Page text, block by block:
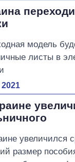
модель
листы в
увеличился
размер